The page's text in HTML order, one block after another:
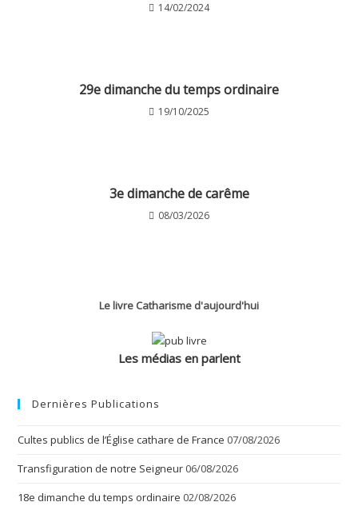
14/02/2024
29e dimanche du temps ordinaire
19/10/2025
3e dimanche de carême
08/03/2026
Le livre Catharisme d'aujourd'hui
Les médias en parlent
Dernières Publications
Cultes publics de l’Église cathare de France 07/08/2026
Transfiguration de notre Seigneur 06/08/2026
18e dimanche du temps ordinaire 02/08/2026